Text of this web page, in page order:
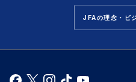
JFAの理念・ビ